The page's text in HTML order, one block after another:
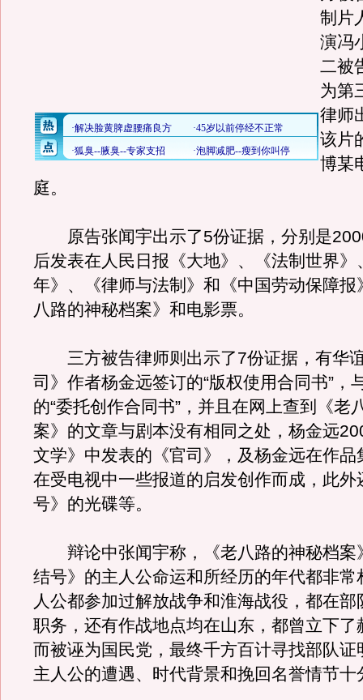
制片
演冯
二被
为第
律师
该片
博某
庭。
原告张闻宇出示了5份证据，分别是
后发表在人民日报《大地》、《法制世界》
年》、《律师与法制》和《中国劳动保障报
八路的神秘档案》和电影票。
三方被告律师则出示了7份证据，有华
司》作者杨金远签订的“版权使用合同书”，
的“委托创作合同书”，并且在网上查到《老
案》的文章与剧本没有相同之处，杨金远
文学》中发表的《官司》，及杨金远在作品
在受电视中一些报道的启发创作而成，此外
号》的光碟等。
辩论中张闻宇称，《老八路的神秘档案
结号》的主人公命运和所经历的年代都非常
人公都参加过解放战争和淮海战役，都在部
职务，还有作战地点均在山东，都曾立下了
而被诬为国民党，最终千方百计寻找部队证
主人公的遭遇、时代背景和挽回名誉情节十